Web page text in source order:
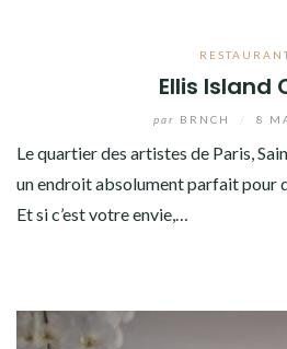
Ellis Island
par BRNCH 8
Le quartier des artistes de Paris,
un endroit absolument parfait pour
Et si c’est votre envie,…